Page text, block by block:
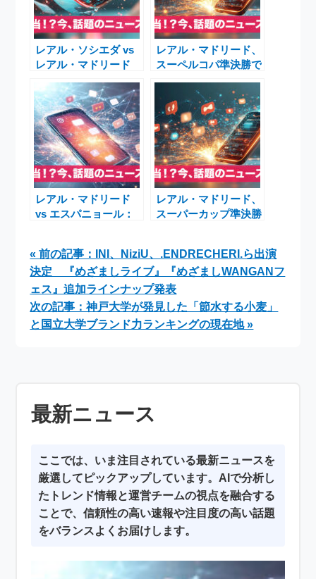
レアル・ソシエダ vs
レアル・マドリード
のラ・リーガ大一番を
現地から徹底解説
レアル・マドリード、
スーペルコパ準決勝で
ービーへ――エンバペ
不在とバルサ追い風の
中で試される「白い巨
人」
レアル・マドリード
vs エスパニョール：
解説
レアル・マドリード、
スーパーカップ準決勝
ビーの行方
« 前の記事：INI、NiziU、.ENDRECHERI.ら出演
決定 『めざましライブ』『めざましWANGANフ
ェス』追加ラインナップ発表
次の記事：神戸大学が発見した「節水する小麦」
と国立大学ブランド力ランキングの現在地 »
最新ニュース
ここでは、いま注目されている最新ニュースを
厳選してピックアップしています。AIで分析し
たトレンド情報と運営チームの視点を融合する
ことで、信頼性の高い速報や注目度の高い話題
をバランスよくお届けします。